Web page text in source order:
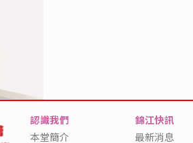
認識我們
本堂簡介
錦江快訊
最新消息